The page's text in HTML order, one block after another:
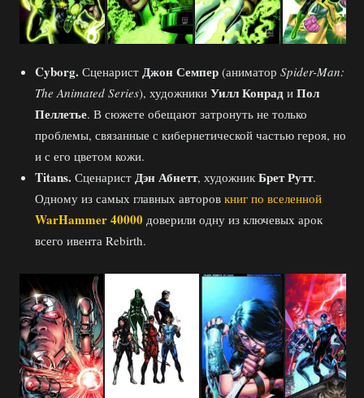
Cyborg. Сценарист Джон Семпер (аниматор Spider-Man:
The Animated Series), художники Уилл Конрад и Пол
Пеллетье. В сюжете обещают затронуть не только
проблемы, связанные с кибернетической частью героя, но
и с его цветом кожи.
Titans. Сценарист Дэн Абнетт, художник Брет Рутт.
Одному из самых главных авторов книг по вселенной
WarHammer 40000 доверили одну из ключевых арок
всего ивента Rebirth.